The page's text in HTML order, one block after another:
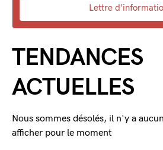
Lettre
TENDANCES
ACTUELLES
Nous sommes désolés, il n'y a
afficher pour le moment